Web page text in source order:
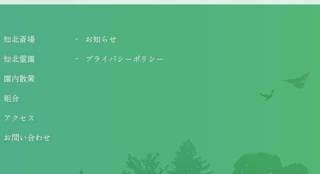
知北斎場
知北霊園
園内散策
組合
アクセス
お問い合わせ
お知らせ
プライバシーポリシー